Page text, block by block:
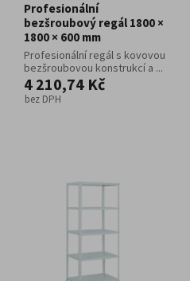
Profesionální
bezšroubový regál 1800 ×
1800 × 600 mm
Profesionální regál s kovovou
bezšroubovou konstrukcí a ...
4 210,74 Kč
bez DPH